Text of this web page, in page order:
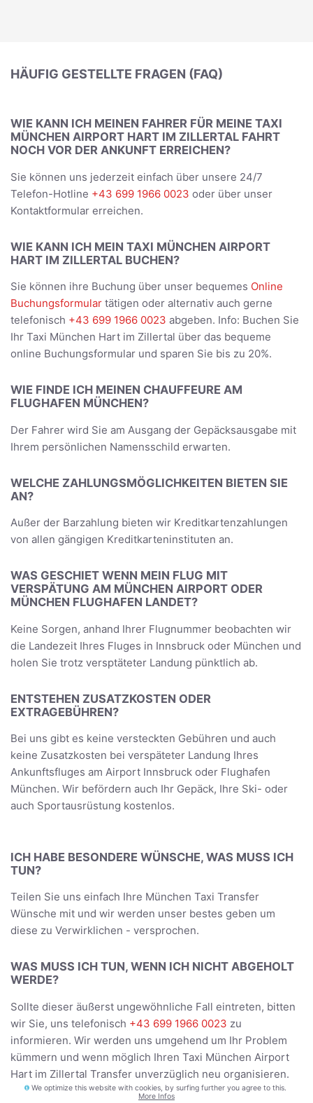
HÄUFIG GESTELLTE FRAGEN (FAQ)
WIE KANN ICH MEINEN FAHRER FÜR MEINE TAXI
MÜNCHEN AIRPORT HART IM ZILLERTAL FAHRT
NOCH VOR DER ANKUNFT ERREICHEN?
Sie können uns jederzeit einfach über unsere 24/7
Telefon-Hotline +43 699 1966 0023 oder über unser
Kontaktformular erreichen.
WIE KANN ICH MEIN TAXI MÜNCHEN AIRPORT
HART IM ZILLERTAL BUCHEN?
Sie können ihre Buchung über unser bequemes Online
Buchungsformular tätigen oder alternativ auch gerne
telefonisch +43 699 1966 0023 abgeben. Info: Buchen Sie
Ihr Taxi München Hart im Zillertal über das bequeme
online Buchungsformular und sparen Sie bis zu 20%.
WIE FINDE ICH MEINEN CHAUFFEURE AM
FLUGHAFEN MÜNCHEN?
Der Fahrer wird Sie am Ausgang der Gepäcksausgabe mit
Ihrem persönlichen Namensschild erwarten.
WELCHE ZAHLUNGSMÖGLICHKEITEN BIETEN SIE
AN?
Außer der Barzahlung bieten wir Kreditkartenzahlungen
von allen gängigen Kreditkarteninstituten an.
WAS GESCHIET WENN MEIN FLUG MIT
VERSPÄTUNG AM MÜNCHEN AIRPORT ODER
MÜNCHEN FLUGHAFEN LANDET?
Keine Sorgen, anhand Ihrer Flugnummer beobachten wir
die Landezeit Ihres Fluges in Innsbruck oder München und
holen Sie trotz versptäteter Landung pünktlich ab.
ENTSTEHEN ZUSATZKOSTEN ODER
EXTRAGEBÜHREN?
Bei uns gibt es keine versteckten Gebühren und auch
keine Zusatzkosten bei verspäteter Landung Ihres
Ankunftsfluges am Airport Innsbruck oder Flughafen
München. Wir befördern auch Ihr Gepäck, Ihre Ski- oder
auch Sportausrüstung kostenlos.
ICH HABE BESONDERE WÜNSCHE, WAS MUSS ICH
TUN?
Teilen Sie uns einfach Ihre München Taxi Transfer
Wünsche mit und wir werden unser bestes geben um
diese zu Verwirklichen - versprochen.
WAS MUSS ICH TUN, WENN ICH NICHT ABGEHOLT
WERDE?
Sollte dieser äußerst ungewöhnliche Fall eintreten, bitten
wir Sie, uns telefonisch +43 699 1966 0023 zu
informieren. Wir werden uns umgehend um Ihr Problem
kümmern und wenn möglich Ihren Taxi München Airport
Hart im Zillertal Transfer unverzüglich neu organisieren.
We optimize this website with cookies, by surfing further you agree to this.
More Infos